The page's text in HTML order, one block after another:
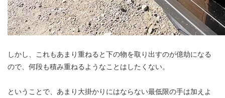
しかし、これもあまり重ねると下の物を取り出すのが億劫になる
ので、何段も積み重ねるようなことはしたくない。
ということで、あまり大掛かりにはならない最低限の手は加えよ